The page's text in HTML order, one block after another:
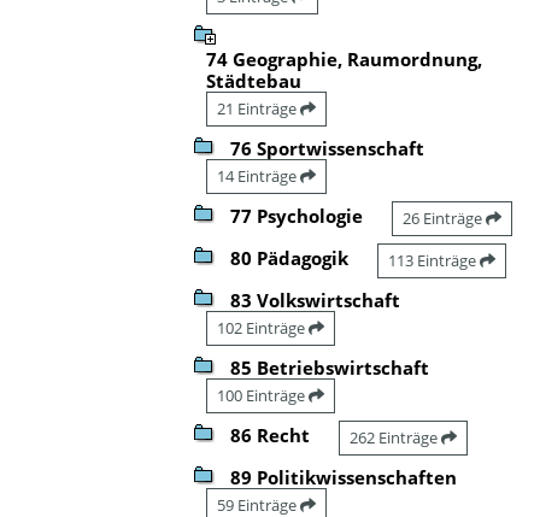
74 Geographie, Raumordnung,
Städtebau
21 Einträge
76 Sportwissenschaft
14 Einträge
77 Psychologie 26 Einträge
80 Pädagogik 113 Einträge
83 Volkswirtschaft
102 Einträge
85 Betriebswirtschaft
100 Einträge
86 Recht 262 Einträge
89 Politikwissenschaften
59 Einträge